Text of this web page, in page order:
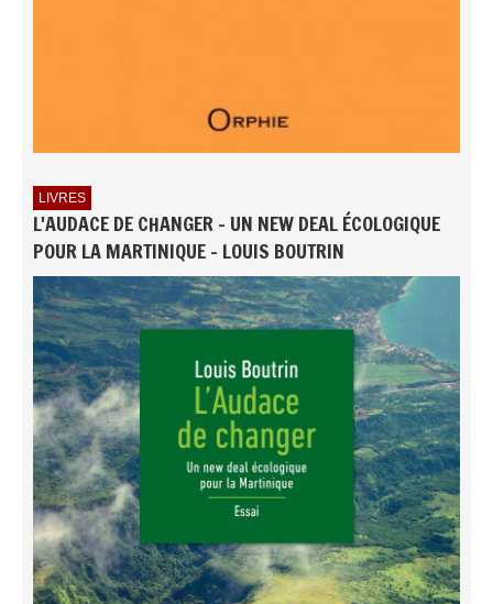
LIVRES
L'AUDACE DE CHANGER - UN NEW DEAL ÉCOLOGIQUE
POUR LA MARTINIQUE - LOUIS BOUTRIN